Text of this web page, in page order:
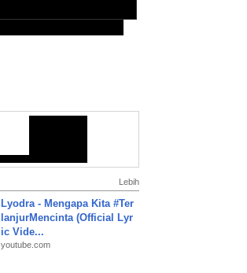
Lebih
Lyodra - Mengapa Kita #Ter
lanjurMencinta (Official Lyr
ic Vide...
youtube.com